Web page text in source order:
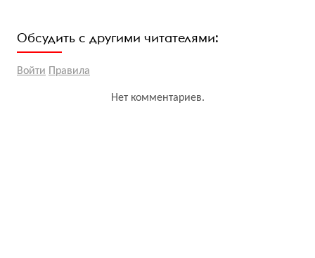
Обсудить с другими читателями:
Войти Правила
Нет комментариев.